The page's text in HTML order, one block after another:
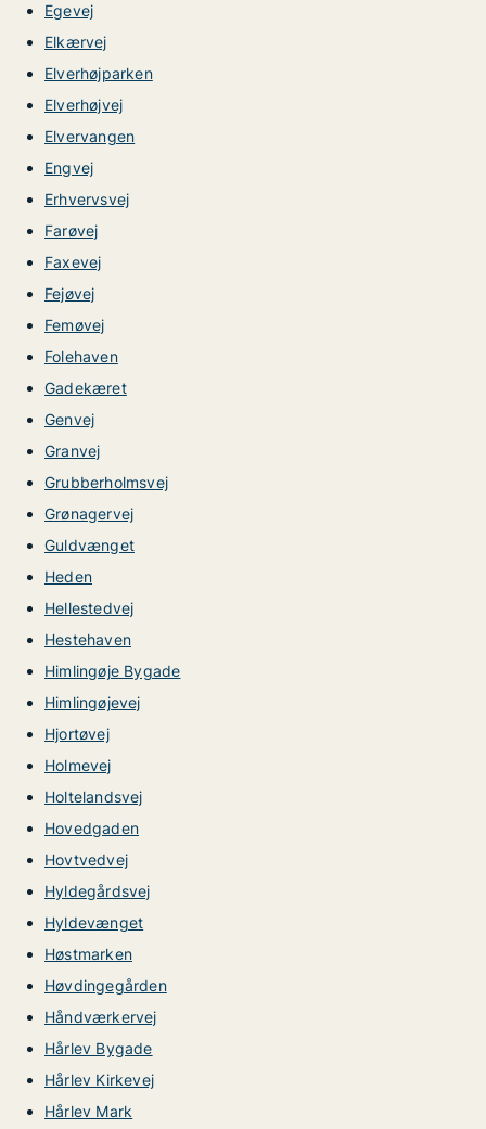
Egevej
Elkærvej
Elverhøjparken
Elverhøjvej
Elvervangen
Engvej
Erhvervsvej
Farøvej
Faxevej
Fejøvej
Femøvej
Folehaven
Gadekæret
Genvej
Granvej
Grubberholmsvej
Grønagervej
Guldvænget
Heden
Hellestedvej
Hestehaven
Himlingøje Bygade
Himlingøjevej
Hjortøvej
Holmevej
Holtelandsvej
Hovedgaden
Hovtvedvej
Hyldegårdsvej
Hyldevænget
Høstmarken
Høvdingegården
Håndværkervej
Hårlev Bygade
Hårlev Kirkevej
Hårlev Mark